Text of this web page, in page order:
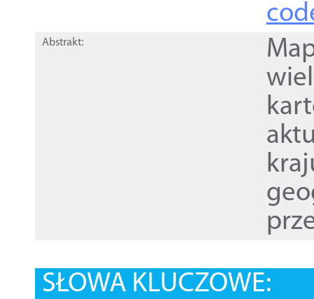
Abstrakt:
SŁOWA KLUCZOWE: